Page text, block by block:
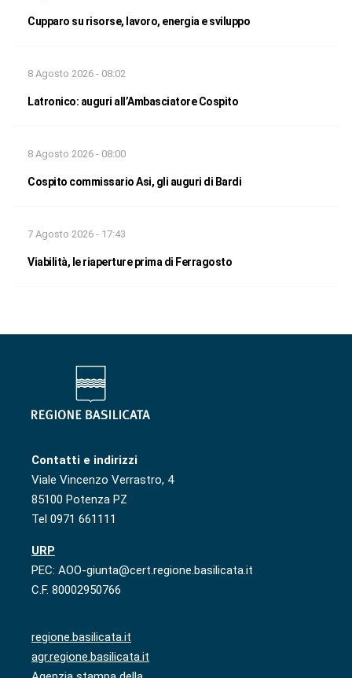
Cupparo su risorse, lavoro, energia e sviluppo
8 Agosto 2026 - 08:02
Latronico: auguri all’Ambasciatore Cospito
8 Agosto 2026 - 08:00
Cospito commissario Asi, gli auguri di Bardi
7 Agosto 2026 - 17:43
Viabilità, le riaperture prima di Ferragosto
Contatti e indirizzi
Viale Vincenzo Verrastro, 4
85100 Potenza PZ
Tel 0971 661111
URP
PEC: AOO-giunta@cert.regione.basilicata.it
C.F. 80002950766
regione.basilicata.it
agr.regione.basilicata.it